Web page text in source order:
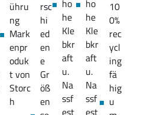
ühru
ng
Mark
enpr
oduk
t von
Storc
h
rsc
hi
ed
en
e
Gr
öß
en
ho
he
Kle
bkr
aft
u.
Na
ssf
ho
he
Kle
bkr
aft
u.
Na
ssf
10
0%
rec
ycl
ing
fä
hig
u